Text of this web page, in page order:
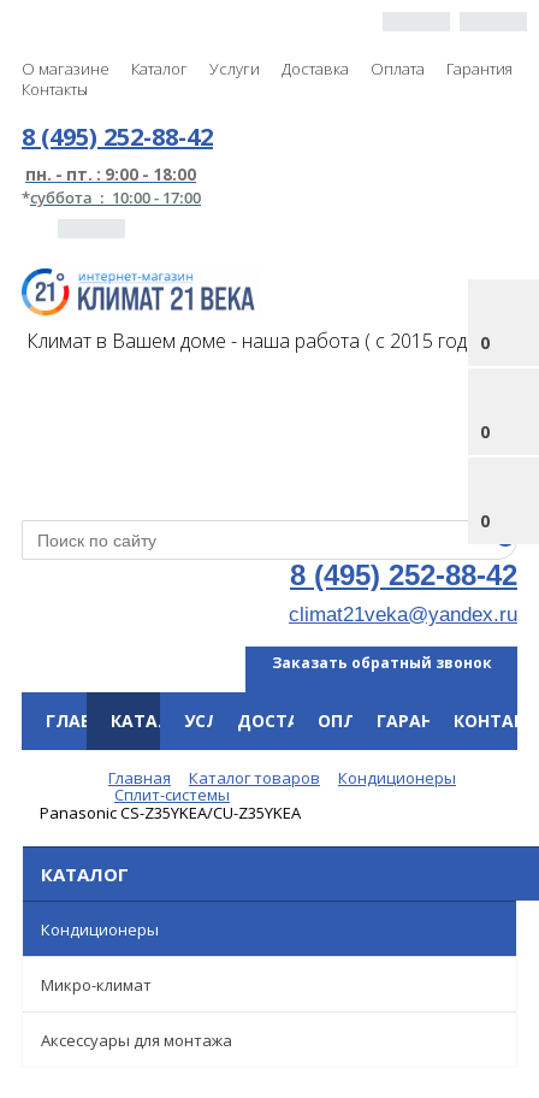
О магазине Каталог Услуги Доставка Оплата
Гарантия
Контакты
0
0
0
8 (495) 252-88-42
пн. - пт. : 9:00 - 18:00
*суббота : 10:00 - 17:00
Климат в Вашем доме - наша работа ( с 2015 года )
8 (495) 252-88-42
climat21veka@yandex.ru
Заказать обратный звонок
ГЛАВНАЯКАТАЛОГУСЛУГИДОСТАВКАОПЛАТАГАРАНТИЯ
Главная Каталог товаров Кондиционеры
Сплит-системы
Panasonic CS-Z35YKEA/CU-Z35YKEA
КАТАЛОГ
Кондиционеры
Микро-климат
Аксессуары для монтажа